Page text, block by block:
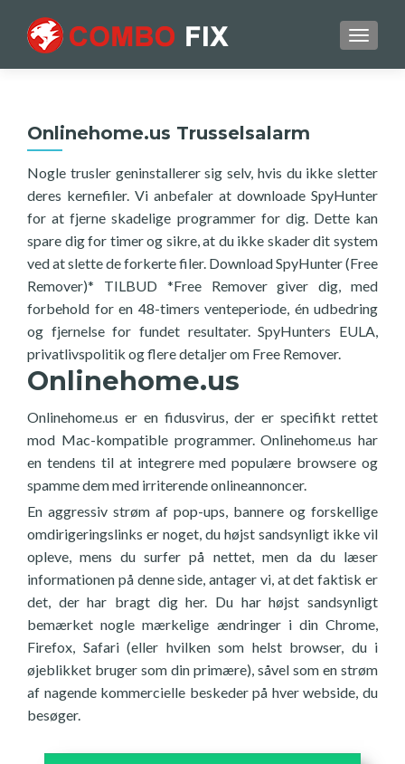
Onlinehome.us Trusselsalarm
Nogle trusler geninstallerer sig selv, hvis du ikke sletter
deres kernefiler. Vi anbefaler at downloade SpyHunter
for at fjerne skadelige programmer for dig. Dette kan
spare dig for timer og sikre, at du ikke skader dit system
ved at slette de forkerte filer. Download SpyHunter (Free
Remover)* TILBUD *Free Remover giver dig, med
forbehold for en 48-timers venteperiode, én udbedring
og fjernelse for fundet resultater. SpyHunters EULA,
privatlivspolitik og flere detaljer om Free Remover.
Onlinehome.us
Onlinehome.us er en fidusvirus, der er specifikt rettet
mod Mac-kompatible programmer. Onlinehome.us har
en tendens til at integrere med populære browsere og
spamme dem med irriterende onlineannoncer.
En aggressiv strøm af pop-ups, bannere og forskellige
omdirigeringslinks er noget, du højst sandsynligt ikke vil
opleve, mens du surfer på nettet, men da du læser
informationen på denne side, antager vi, at det faktisk er
det, der har bragt dig her. Du har højst sandsynligt
bemærket nogle mærkelige ændringer i din Chrome,
Firefox, Safari (eller hvilken som helst browser, du i
øjeblikket bruger som din primære), såvel som en strøm
af nagende kommercielle beskeder på hver webside, du
besøger.